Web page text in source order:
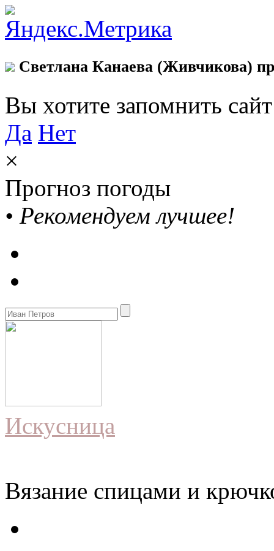
Светлана Канаева (Живчикова)
Вы хотите запомнить
Да Нет
×
Прогноз погоды
• Рекомендуем лучшее!
Искусница
Вязание спицами и